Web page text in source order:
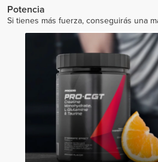
Potencia
Si tienes más fuerza, conseguirás una